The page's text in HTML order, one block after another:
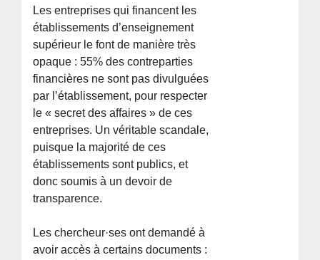
Les entreprises qui financent les
établissements d’enseignement
supérieur le font de manière très
opaque : 55% des contreparties
financières ne sont pas divulguées
par l’établissement, pour respecter
le « secret des affaires » de ces
entreprises. Un véritable scandale,
puisque la majorité de ces
établissements sont publics, et
donc soumis à un devoir de
transparence.
Les chercheur·ses ont demandé à
avoir accès à certains documents :